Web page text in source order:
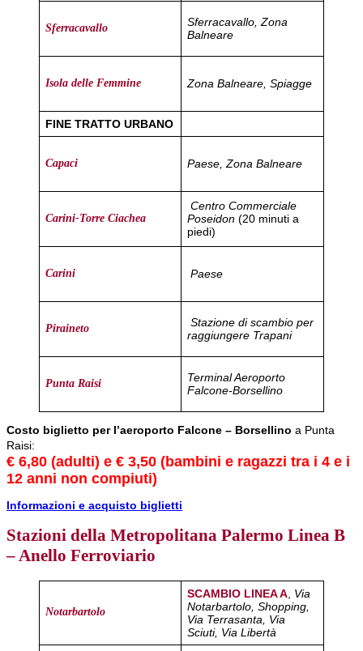
Sferracavallo
Sferracavallo, Zona
Balneare
Isola delle Femmine Zona Balneare, Spiagge
FINE TRATTO URBANO
Capaci Paese, Zona Balneare
Carini-Torre Ciachea
Centro Commerciale
Poseidon (20 minuti a
piedi)
Carini Paese
Piraineto
Stazione di scambio per
raggiungere Trapani
Punta Raisi
Terminal Aeroporto
Falcone-Borsellino
Costo biglietto per l’aeroporto Falcone – Borsellino a Punta
Raisi:
€ 6,80 (adulti) e € 3,50 (bambini e ragazzi tra i 4 e i
12 anni non compiuti)
Informazioni e acquisto biglietti
Stazioni della Metropolitana Palermo Linea B
– Anello Ferroviario
Notarbartolo
SCAMBIO LINEA A Via
Notarbartolo, Shopping,
Via Terrasanta, Via
Sciuti, Via Libertà